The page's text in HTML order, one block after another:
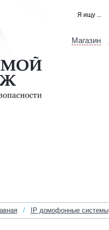
Магазин
/ IP домофонные системы